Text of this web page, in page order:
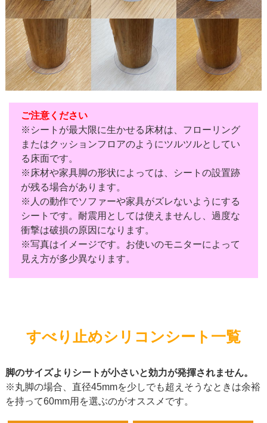
ご注意ください
※シートが最大限に生かせる床材は、フローリング
またはクッションフロアのようにツルツルとしてい
る床面です。
※床材や家具脚の形状によっては、シートの設置跡
が残る場合があります。
※人の動作でソファーや家具がズレないようにする
シートです。耐震用としては使えませんし、過度な
衝撃は破損の原因になります。
※写真はイメージです。お使いのモニターによって
見え方が多少異なります。
すべり止めシリコンシート一覧
脚のサイズよりシートが小さいと効力が発揮されません。
※丸脚の場合、直径45mmを少しでも超えそうなときは余裕
を持って60mm用を選ぶのがオススメです。